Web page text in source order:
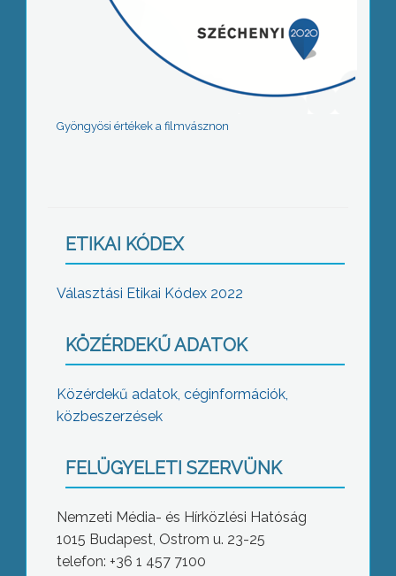
Gyöngyösi értékek a filmvásznon
ETIKAI KÓDEX
Választási Etikai Kódex 2022
KÖZÉRDEKŰ ADATOK
Közérdekű adatok, céginformációk,
közbeszerzések
FELÜGYELETI SZERVÜNK
Nemzeti Média- és Hírközlési Hatóság
1015 Budapest, Ostrom u. 23-25
telefon: +36 1 457 7100